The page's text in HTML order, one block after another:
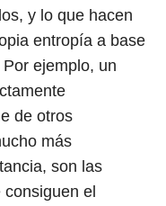
y lo que hacen
entropía a base
ejemplo, un
de otros
más
son las
consiguen el